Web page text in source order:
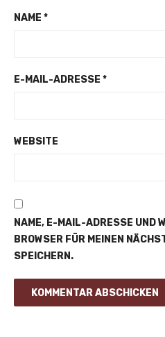
NAME *
E-MAIL-ADRESSE *
WEBSITE
NAME, E-MAIL-ADRESSE UND
BROWSER FÜR MEINEN
SPEICHERN.